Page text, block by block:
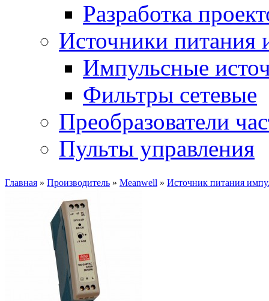
Разработка
Источники питания
Импульсные
Фильтры сетевые
Преобразователи
Пульты управления
Главная » Производитель » Meanwell » Источник питания